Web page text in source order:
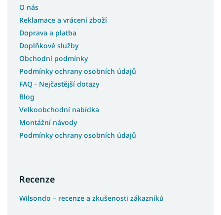
O nás
Reklamace a vrácení zboží
Doprava a platba
Doplňkové služby
Obchodní podmínky
Podmínky ochrany osobních údajů
FAQ - Nejčastější dotazy
Blog
Velkoobchodní nabídka
Montážní návody
Podmínky ochrany osobních údajů
Recenze
Wilsondo – recenze a zkušenosti zákazníků